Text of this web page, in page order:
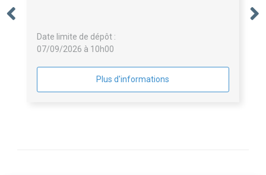
Date limite de dépôt :
07/09/2026 à 10h00
Plus d'informations